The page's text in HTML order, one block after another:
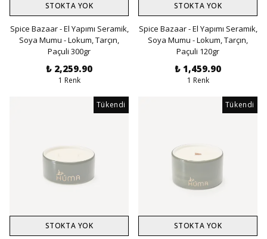
STOKTA YOK
Spice Bazaar - El Yapımı Seramik,
Soya Mumu - Lokum, Tarçın,
Paçuli 300gr
₺ 2,259.90
1 Renk
STOKTA YOK
Spice Bazaar - El Yapımı Seramik,
Soya Mumu - Lokum, Tarçın,
Paçuli 120gr
₺ 1,459.90
1 Renk
Tükendi
STOKTA YOK
Tükendi
STOKTA YOK